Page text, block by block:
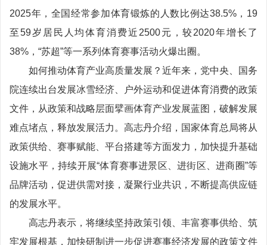
2025年，全国经常参加体育锻炼的人数比例达38.5%，19
至59岁居民人均体育消费近2500元，较2020年增长了
38%，“苏超”等一系列体育赛事活动火爆出圈。
如何推动体育产业高质量发展？近年来，党中央、国务
院连续出台发展冰雪经济、户外运动和促进体育消费的政策
文件，从政策和战略层面擘画体育产业发展蓝图，破解发展
难点堵点，释放发展活力。高志丹介绍，国家体育总局将从
政策供给、赛事赋能、平台搭建等方面发力，加快提升基础
设施水平，持续开展“体育赛事进景区、进街区、进商圈”等
品牌活动，促进供需对接，凝聚行业共识，不断提高供应链
的发展水平。
高志丹表示，将继续坚持政策引领、丰富赛事供给、筑
牢发展根基，加快研制进一步促进赛事经济发展的政策文件